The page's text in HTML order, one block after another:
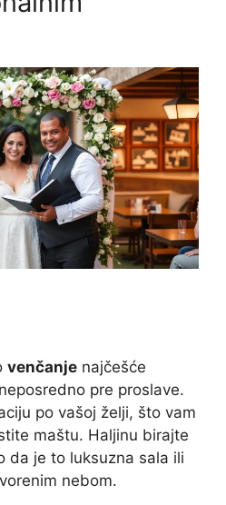
venčanje najčešće
pre proslave.
po vašoj želji, što vam
maštu. Haljinu birajte
da je to luksuzna sala ili
nebom.